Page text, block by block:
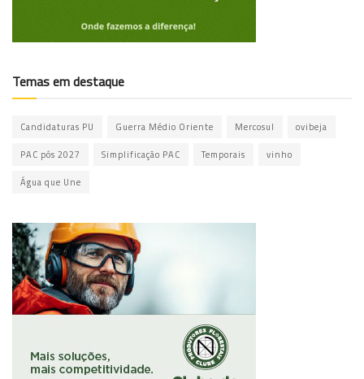
Temas em destaque
Candidaturas PU Guerra Médio Oriente Mercosul ovibeja
PAC pós 2027 Simplificação PAC Temporais vinho
Água que Une